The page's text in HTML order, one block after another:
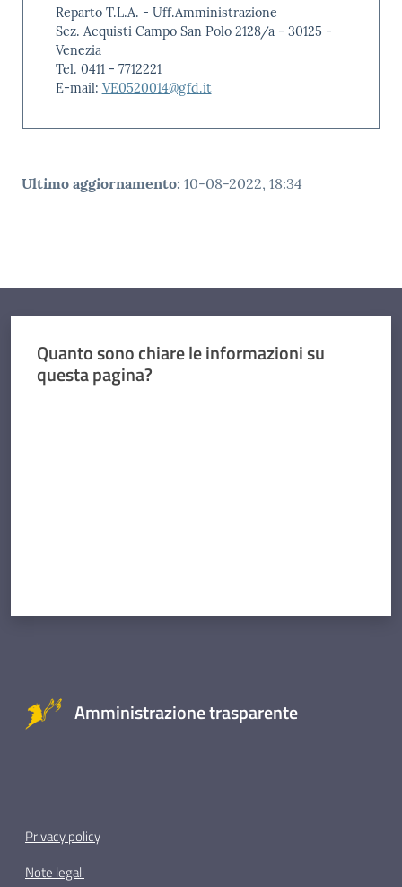
Reparto T.L.A. - Uff.Amministrazione
Sez. Acquisti Campo San Polo 2128/a - 30125 -
Venezia
Tel. 0411 - 7712221
E-mail: VE0520014@gfd.it
Ultimo aggiornamento: 10-08-2022, 18:34
Quanto sono chiare le informazioni su
questa pagina?
Amministrazione trasparente
Privacy policy
Note legali